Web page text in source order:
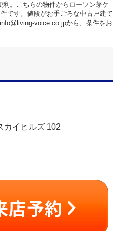
。こちらの物件からローソン茅ケ
です。値段がお手ごろな中古戸建て
voice.co.jpから、条件をお
カイヒルズ 102